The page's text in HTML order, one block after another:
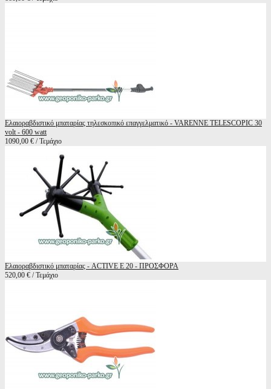
Ελαιοραβδιστικό μπαταρίας τηλεσκοπικό επαγγελματικό - VARENNE TELESCOPIC 30
volt - 600 watt
1090,00 € / Τεμάχιο
Ελαιοραβδιστικό μπαταρίας - ACTIVE E 20 - ΠΡΟΣΦΟΡΑ
520,00 € / Τεμάχιο